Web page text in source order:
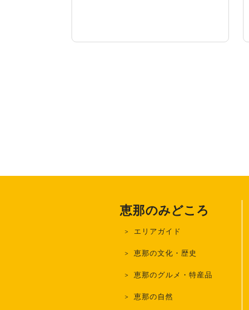
恵那のみどころ
エリアガイド
恵那の文化・歴史
恵那のグルメ・特産品
恵那の自然